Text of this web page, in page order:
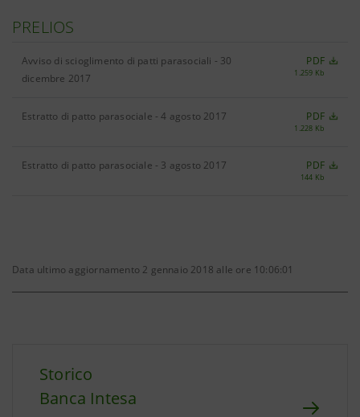
PRELIOS
Avviso di scioglimento di patti parasociali - 30
dicembre 2017
PDF
1.259 Kb
Estratto di patto parasociale - 4 agosto 2017 PDF
1.228 Kb
Estratto di patto parasociale - 3 agosto 2017 PDF
144 Kb
Data ultimo aggiornamento 2 gennaio 2018 alle ore 10:06:01
Storico
Banca Intesa